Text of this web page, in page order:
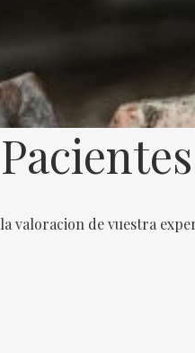
Pacientes
valoracion de vuestra